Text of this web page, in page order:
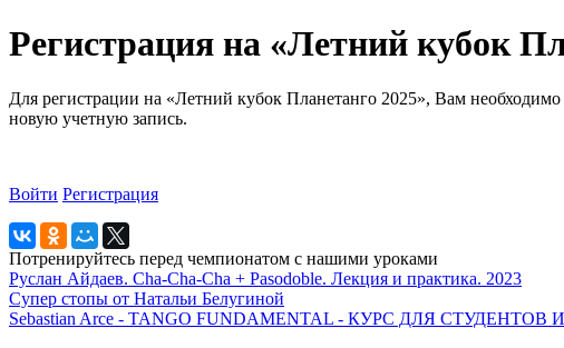
Регистрация на «Летний кубок
Для регистрации на «Летний кубок Планетанго 2025», Вам
новую учетную запись.
Войти Регистрация
Потренируйтесь перед чемпионатом с нашими уроками
Руслан Айдаев. Cha-Cha-Cha + Pasodoble. Лекция и практика. 2023
Супер стопы от Натальи Белугиной
Sebastian Arce - TANGO FUNDAMENTAL - КУРС ДЛЯ